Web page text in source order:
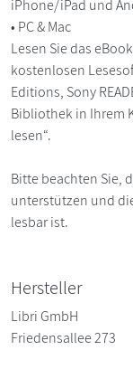
iPhone/iPad und
• PC & Mac
Lesen Sie das
kostenlosen
Editions, Sony
Bibliothek in Ihrem
lesen“.
Bitte beachten Sie,
unterstützen und
lesbar ist.
Hersteller
Libri GmbH
Friedensallee 273